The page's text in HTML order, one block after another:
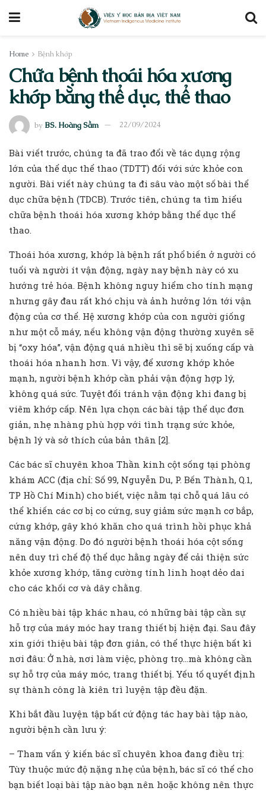
Home Bệnh khớp
Chữa bệnh thoái hóa xương
khớp bằng thể dục, thể thao
by BS. Hoàng Sầm 22/09/2024
Bài viết trước, chúng ta đã trao đổi về tác dụng rộng
lớn của thể dục thể thao (TDTT) đối với sức khỏe con
người. Bài viết này chúng ta đi sâu vào một số bài thể
dục chữa bệnh (TDCB). Trước tiên, chúng ta tìm hiểu
chữa bệnh thoái hóa xương khớp bằng thể dục thể
thao.
Thoái hóa xương, khớp là bệnh rất phổ biến ở người có
tuổi và người ít vận động, ngày nay bệnh này có xu
hướng trẻ hóa. Bệnh không nguy hiểm cho tính mạng
nhưng gây đau rất khó chịu và ảnh hưởng lớn tới vận
động của cơ thể. Hệ xương khớp của con người giống
như một cỗ máy, nếu không vận động thường xuyên sẽ
bị “oxy hóa”, vận động quá nhiều thì sẽ bị xuống cấp và
thoái hóa nhanh hơn. Vì vậy, để xương khớp khỏe
mạnh, người bệnh khớp cần phải vận động hợp lý,
không quá sức. Tuyệt đối tránh vận động khi đang bị
viêm khớp cấp. Nên lựa chọn các bài tập thể dục đơn
giản, nhẹ nhàng phù hợp với tình trạng sức khỏe,
bệnh lý và sở thích của bản thân [2].
Các bác sĩ chuyên khoa Thần kinh cột sống tại phòng
khám ACC (địa chỉ: Số 99, Nguyễn Du, P. Bến Thành, Q.1,
TP Hồ Chí Minh) cho biết, việc nằm tại chỗ quá lâu có
thể khiến các cơ bị co cứng, suy giảm sức mạnh cơ bắp,
cứng khớp, gây khó khăn cho quá trình hồi phục khả
năng vận động. Do đó người bệnh thoái hóa cột sống
nên duy trì chế độ thể dục hằng ngày để cải thiện sức
khỏe xương khớp, tăng cường tính linh hoạt dẻo dai
cho các khối cơ và dây chằng.
Có nhiều bài tập khác nhau, có những bài tập cần sự
hỗ trợ của máy móc hay trang thiết bị hiện đại. Sau đây
xin giới thiệu bài tập đơn giản, có thể thực hiện bất kì
nơi đâu: Ở nhà, nơi làm việc, phòng trọ…mà không cần
sự hỗ trợ của máy móc, trang thiết bị. Yếu tố quyết định
sự thành công là kiên trì luyện tập đều đặn.
Khi bắt đầu luyện tập bất cứ động tác hay bài tập nào,
người bệnh cần lưu ý:
– Tham vấn ý kiến bác sĩ chuyên khoa đang điều trị:
Tùy thuộc mức độ nặng nhẹ của bệnh, bác sĩ có thể cho
bạn biết loại bài tập nào bạn nên hoặc không nên thực